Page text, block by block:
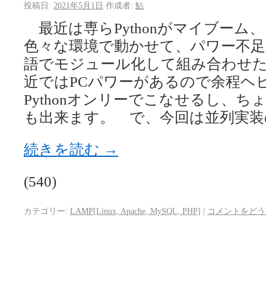
投稿日: 2021年5月1日 作成者: 鮎
最近は専らPythonがマイブーム
色々な環境で動かせて、パワー不
語でモジュール化して組み合わせ
近ではPCパワーがあるので余程ヘ
Pythonオンリーでこなせるし、ち
も出来ます。 で、今回は並列実
続きを読む →
(540)
カテゴリー: LAMP[Linux, Apache, MySQL, PHP] | コメントをど